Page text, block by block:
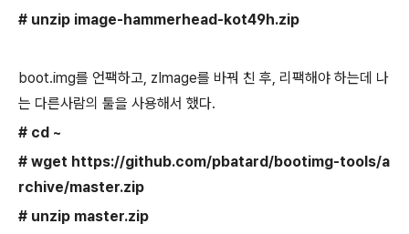
# unzip image-hammerhead-kot49h.zip
boot.img를 언팩하고, zImage를 바꿔 친 후, 리팩해야 하는데 나
는 다른사람의 툴을 사용해서 했다.
# cd ~
# wget https://github.com/pbatard/bootimg-tools/a
rchive/master.zip
# unzip master.zip